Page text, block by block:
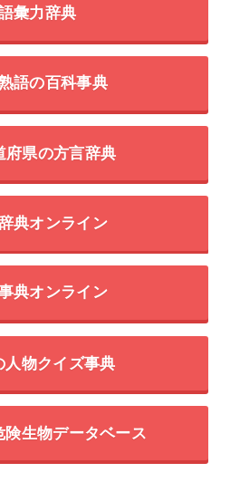
彙力辞典
語の百科事典
府県の方言辞典
典オンライン
典オンライン
人物クイズ事典
険生物データベース